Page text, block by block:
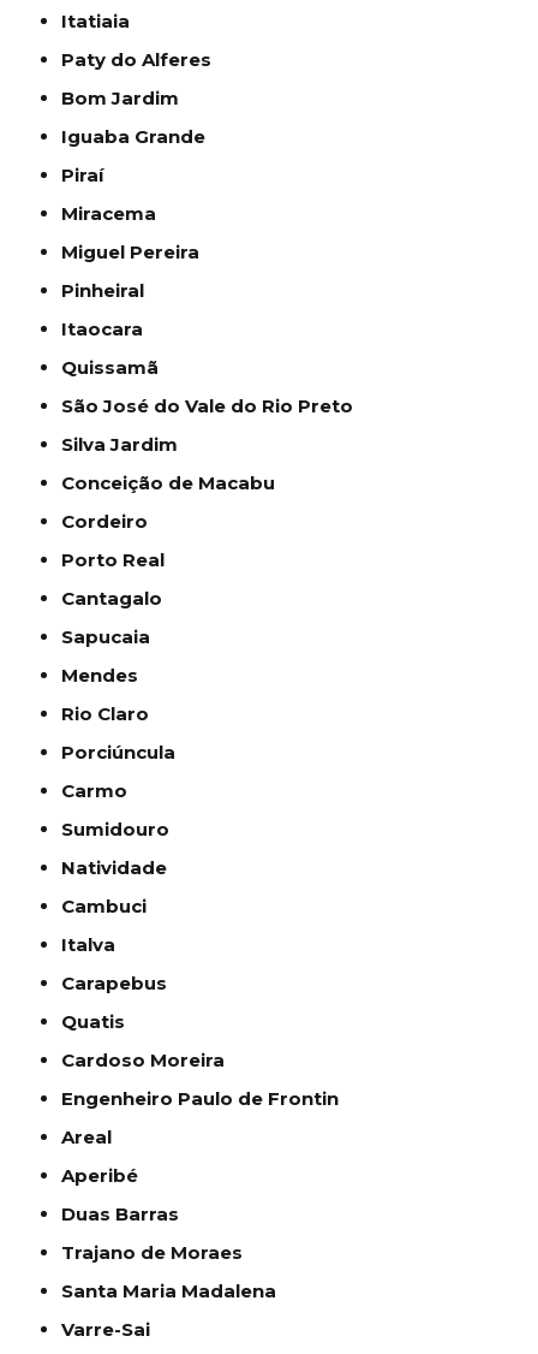
Itatiaia
Paty do Alferes
Bom Jardim
Iguaba Grande
Piraí
Miracema
Miguel Pereira
Pinheiral
Itaocara
Quissamã
São José do Vale do Rio Preto
Silva Jardim
Conceição de Macabu
Cordeiro
Porto Real
Cantagalo
Sapucaia
Mendes
Rio Claro
Porciúncula
Carmo
Sumidouro
Natividade
Cambuci
Italva
Carapebus
Quatis
Cardoso Moreira
Engenheiro Paulo de Frontin
Areal
Aperibé
Duas Barras
Trajano de Moraes
Santa Maria Madalena
Varre-Sai